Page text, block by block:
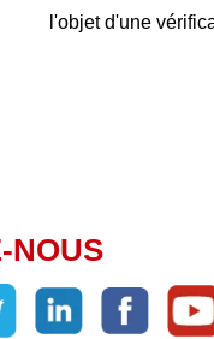
l'objet d'une
NOUS